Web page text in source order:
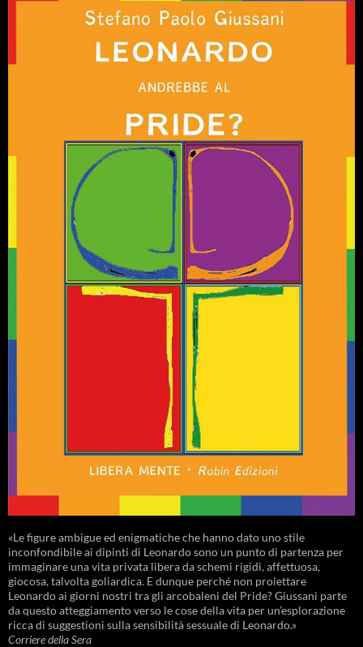
«Le figure ambigue ed enigmatiche che hanno dato uno stile
inconfondibile ai dipinti di Leonardo sono un punto di partenza per
immaginare una vita privata libera da schemi rigidi, affettuosa,
giocosa, talvolta goliardica. E dunque perché non proiettare
Leonardo ai giorni nostri tra gli arcobaleni del Pride? Giussani parte
da questo atteggiamento verso le cose della vita per un’esplorazione
ricca di suggestioni sulla sensibilità sessuale di Leonardo.»
Corriere della Sera